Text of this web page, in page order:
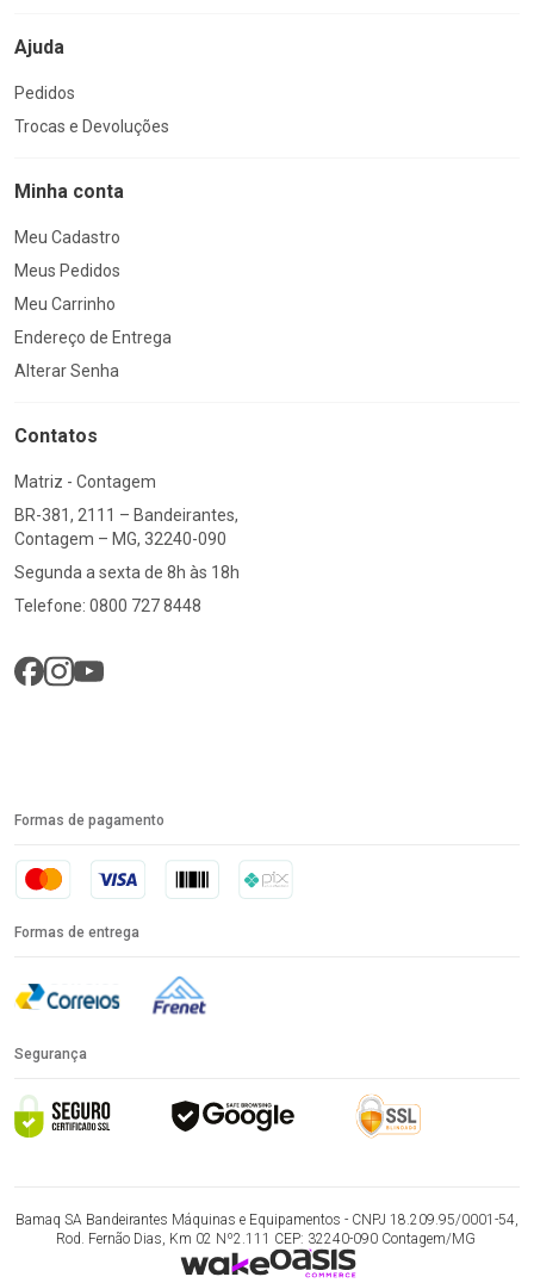
Ajuda
Pedidos
Trocas e Devoluções
Minha conta
Meu Cadastro
Meus Pedidos
Meu Carrinho
Endereço de Entrega
Alterar Senha
Contatos
Matriz - Contagem
BR-381, 2111 – Bandeirantes,
Contagem – MG, 32240-090
Segunda a sexta de 8h às 18h
Telefone: 0800 727 8448
Formas de pagamento
Formas de entrega
Segurança
Bamaq SA Bandeirantes Máquinas e Equipamentos - CNPJ 18.209.95/0001-54,
Rod. Fernão Dias, Km 02 Nº2.111 CEP: 32240-090 Contagem/MG